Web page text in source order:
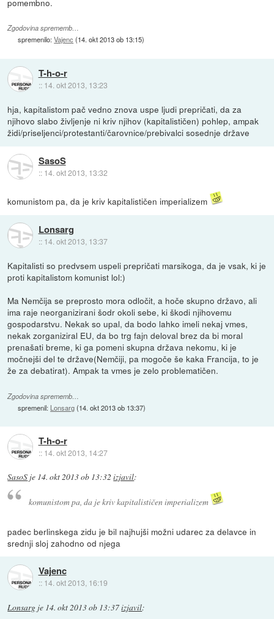
pomembno.
Zgodovina sprememb…
spremenilo:Vajenc (14. okt 2013 ob 13:15)
T-h-o-r
:: 14. okt 2013, 13:23
hja, kapitalistom pač vedno znova uspe ljudi prepričati, da za
njihovo slabo življenje ni kriv njihov (kapitalističen) pohlep, ampak
židi/priseljenci/protestanti/čarovnice/prebivalci sosednje države
SasoS
:: 14. okt 2013, 13:32
komunistom pa, da je kriv kapitalističen imperializem
Lonsarg
:: 14. okt 2013, 13:37
Kapitalisti so predvsem uspeli prepričati marsikoga, da je vsak, ki je
proti kapitalistom komunist lol:)
Ma Nemčija se preprosto mora odločit, a hoče skupno državo, ali
ima raje neorganizirani šodr okoli sebe, ki škodi njihovemu
gospodarstvu. Nekak so upal, da bodo lahko imeli nekaj vmes,
nekak zorganiziral EU, da bo trg fajn deloval brez da bi moral
prenašati breme, ki ga pomeni skupna država nekomu, ki je
močnejši del te države(Nemčiji, pa mogoče še kaka Francija, to je
že za debatirat). Ampak ta vmes je zelo problematičen.
Zgodovina sprememb…
spremenil: Lonsarg(14. okt 2013 ob 13:37)
T-h-o-r
:: 14. okt 2013, 14:27
SasoS je 14. okt 2013 ob 13:32 izjavil:
komunistom pa, da je kriv kapitalističen imperializem
padec berlinskega zidu je bil najhujši možni udarec za delavce in
srednji sloj zahodno od njega
Vajenc
:: 14. okt 2013, 16:19
Lonsarg je 14. okt 2013 ob 13:37izjavil: